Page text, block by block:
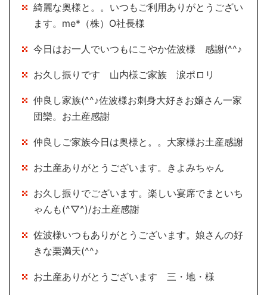
綺麗な奥様と。。いつもご利用ありがとうござい
ます。me*（株）O社長様
今日はお一人でいつもにこやか佐波様 感謝(^^♪
お久し振りです 山内様ご家族 涙ポロリ
仲良し家族(^^♪佐波様お刺身大好きお嬢さん一家
団欒。お土産感謝
仲良しご家族今日は奥様と。。大家様お土産感謝
お土産ありがとうございます。きよみちゃん
お久し振りでございます。楽しい宴席でまといち
ゃんも(^▽^)/お土産感謝
佐波様いつもありがとうございます。娘さんの好
きな栗満天(^^♪
お土産ありがとうございます 三・地・様